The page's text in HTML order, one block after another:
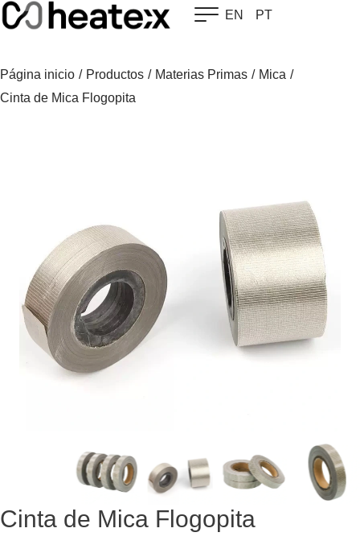
Skip
to
EN PT
Página inicio / Productos / Materias Primas / Mica /
Cinta de Mica Flogopita
Cinta de Mica Flogopita